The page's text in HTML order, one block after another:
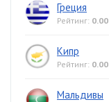
Греция
Рейтинг: 0.00
Кипр
Рейтинг: 0.00
Мальдивы